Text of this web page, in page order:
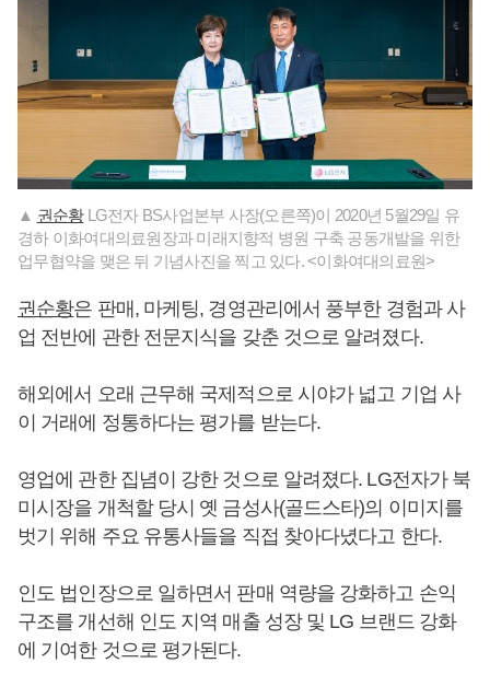
▲ 권순황LG전자 BS사업본부 사장(오른쪽)이 2020년 5월29일 유
경하 이화여대의료원장과 미래지향적 병원 구축 공동개발을 위한
업무협약을 맺은 뒤 기념사진을 찍고 있다. <이화여대의료원>
권순황은 판매, 마케팅, 경영관리에서 풍부한 경험과 사
업 전반에 관한 전문지식을 갖춘 것으로 알려졌다.
해외에서 오래 근무해 국제적으로 시야가 넓고 기업 사
이 거래에 정통하다는 평가를 받는다.
영업에 관한 집념이 강한 것으로 알려졌다. LG전자가 북
미시장을 개척할 당시 옛 금성사(골드스타)의 이미지를
벗기 위해 주요 유통사들을 직접 찾아다녔다고 한다.
인도 법인장으로 일하면서 판매 역량을 강화하고 손익
구조를 개선해 인도 지역 매출 성장 및 LG 브랜드 강화
에 기여한 것으로 평가된다.